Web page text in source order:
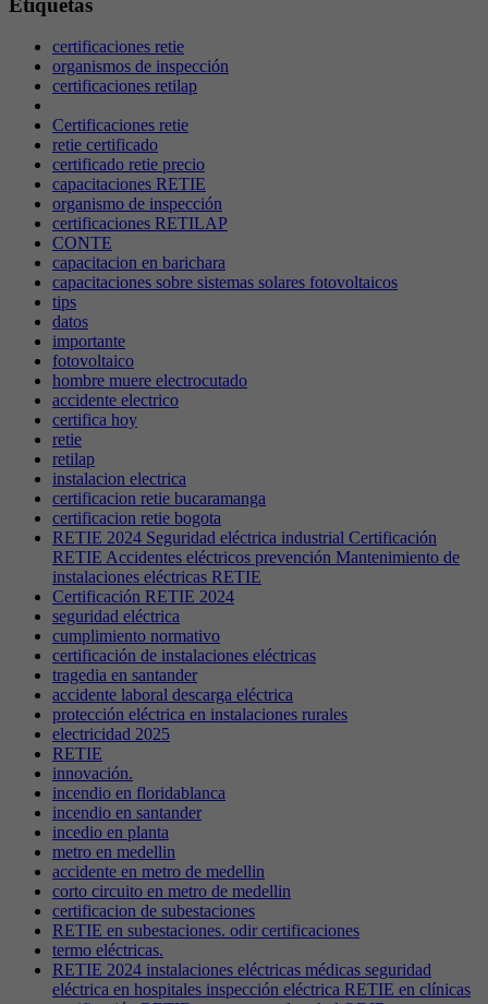
certificaciones retie
organismos de inspección
certificaciones retilap
Certificaciones retie
retie certificado
certificado retie precio
capacitaciones RETIE
organismo de inspección
certificaciones RETILAP
CONTE
capacitacion en barichara
capacitaciones sobre sistemas solares fotovoltaicos
tips
datos
importante
fotovoltaico
hombre muere electrocutado
accidente electrico
certifica hoy
retie
retilap
instalacion electrica
certificacion retie bucaramanga
certificacion retie bogota
RETIE 2024 Seguridad eléctrica industrial Certificación
RETIE Accidentes eléctricos prevención Mantenimiento de
instalaciones eléctricas RETIE
Certificación RETIE 2024
seguridad eléctrica
cumplimiento normativo
certificación de instalaciones eléctricas
tragedia en santander
accidente laboral descarga eléctrica
protección eléctrica en instalaciones rurales
electricidad 2025
RETIE
innovación.
incendio en floridablanca
incendio en santander
incedio en planta
metro en medellin
accidente en metro de medellin
corto circuito en metro de medellin
certificacion de subestaciones
RETIE en subestaciones. odir certificaciones
termo eléctricas.
RETIE 2024 instalaciones eléctricas médicas seguridad
eléctrica en hospitales inspección eléctrica RETIE en clínicas